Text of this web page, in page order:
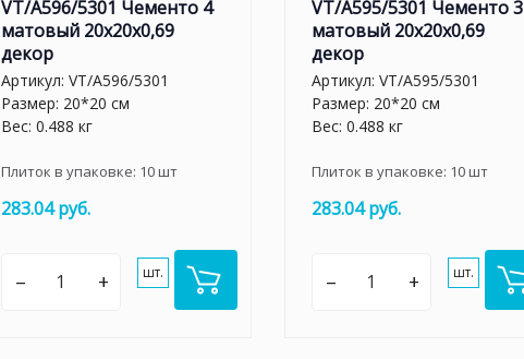
VT/A596/5301 Чементо 4
матовый 20x20x0,69
декор
Артикул: VT/A596/5301
Размер: 20*20 см
Вес: 0.488 кг
Плиток в упаковке: 10шт
283.04 руб.
– + шт.
VT/A595/5301 Чементо 3
матовый 20x20x0,69
декор
Артикул: VT/A595/5301
Размер: 20*20 см
Вес: 0.488 кг
Плиток в упаковке: 10шт
283.04 руб.
– + шт.